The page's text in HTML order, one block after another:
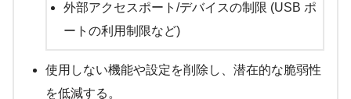
外部アクセスポート/デバイスの制限 (USB ポ
ートの利用制限など)
使用しない機能や設定を削除し、潜在的な脆弱性
を低減する。